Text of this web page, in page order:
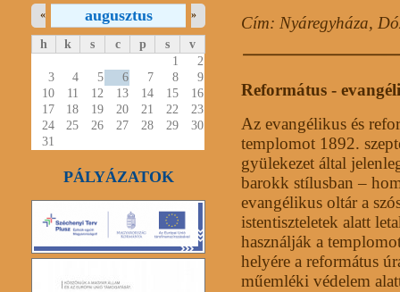
Cím: Nyáregyháza,
Református -
Az evangélikus és
templomot 1892.
gyülekezet által
barokk stílusban –
evangélikus oltár a
istentiszteletek alatt
használják a
helyére a református
műemléki védelem
augusztus
« »
h k s c p s
v
1
2
3
4 5 6 7 8
9
10
11 12 13 14 15
16
17
18 19 20 21 22
23
24
25 26 27 28 29
30
31
PÁLYÁZATOK